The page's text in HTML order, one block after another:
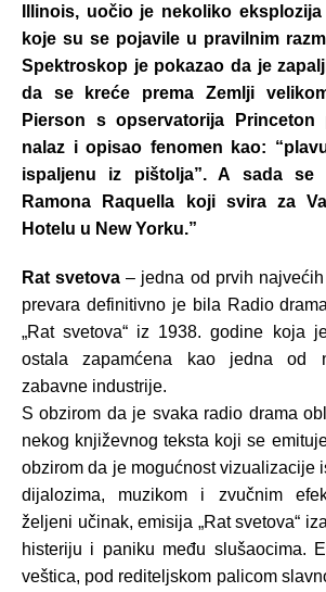
Illinois, uočio je nekoliko
koje su se pojavile u pravilnim
Spektroskop je pokazao da je
da se kreće prema Zemlji
Pierson s opservatorija
nalaz i opisao fenomen kao:
ispaljenu iz pištolja”. A sada se
Ramona Raquella koji svira za
Hotelu u New Yorku.”
Rat svetova – jedna od prvih
prevara definitivno je bila Radio
„Rat svetova“ iz 1938. godine koja
ostala zapamćena kao jedna od
zabavne industrije.
S obzirom da je svaka radio drama
nekog književnog teksta koji se
obzirom da je mogućnost vizualizacije
dijalozima, muzikom i zvučnim
željeni učinak, emisija „Rat svetova“
histeriju i paniku među slušaocima.
veštica, pod rediteljskom palicom